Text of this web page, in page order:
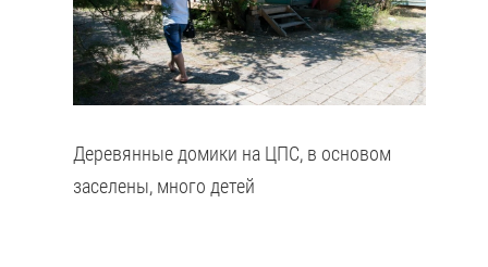
Деревянные домики на ЦПС, в основом
заселены, много детей